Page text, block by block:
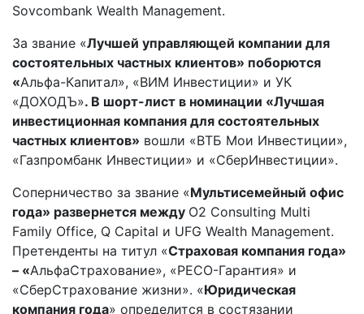
Sovcombank Wealth Management.
За звание «Лучшей управляющей компании для
состоятельных частных клиентов» поборются
«Альфа-Капитал», «ВИМ Инвестиции» и УК
«ДОХОДЪ». В шорт-лист в номинации «Лучшая
инвестиционная компания для состоятельных
частных клиентов» вошли «ВТБ Мои Инвестиции»,
«Газпромбанк Инвестиции» и «СберИнвестиции».
Соперничество за звание «Мультисемейный офис
года» развернется между O2 Consulting Multi
Family Office, Q Capital и UFG Wealth Management.
Претенденты на титул «Страховая компания года»
– «АльфаСтрахование», «РЕСО-Гарантия» и
«СберСтрахование жизни». «Юридическая
компания года» определится в состязании